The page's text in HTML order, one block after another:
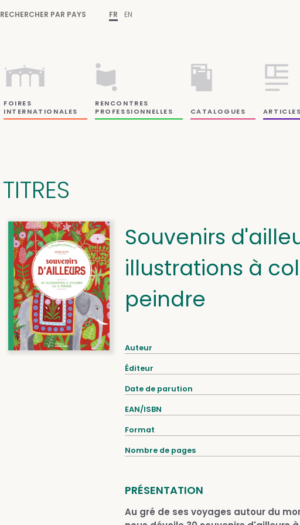
RECHERCHER PAR PAYS FR EN
FOIRES
INTERNATIONALES
RENCONTRES
PROFESSIONNELLES
CATALOGUES ARTICLES
TITRES
Souvenirs
illustrations à
peindre
Auteur
Éditeur
Date de parution
EAN/ISBN
Format
Nombre de pages
PRÉSENTATION
Au gré de ses voyages autour du